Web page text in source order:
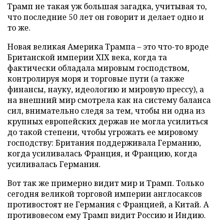
Трамп не такая уж большая загадка, учитывая то,
что последние 50 лет он говорит и делает одно и
то же.
Новая великая Америка Трампа – это что-то вроде
Британской империи XIX века, когда та
фактически обладала мировым господством,
контролируя моря и торговые пути (а также
финансы, науку, идеологию и мировую прессу), а
на внешний мир смотрела как на систему баланса
сил, внимательно следя за тем, чтобы ни одна из
крупных европейских держав не могла усилиться
до такой степени, чтобы угрожать ее мировому
господству: Британия поддерживала Германию,
когда усиливалась Франция, и Францию, когда
усиливалась Германия.
Вот так же примерно видит мир и Трамп. Только
сегодня великой торговой империи англосаксов
противостоят не Германия с Францией, а Китай. А
противовесом ему Трамп видит Россию и Индию.